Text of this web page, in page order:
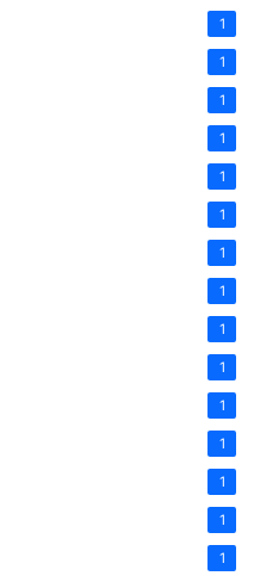
1
1
1
1
1
1
1
1
1
1
1
1
1
1
1